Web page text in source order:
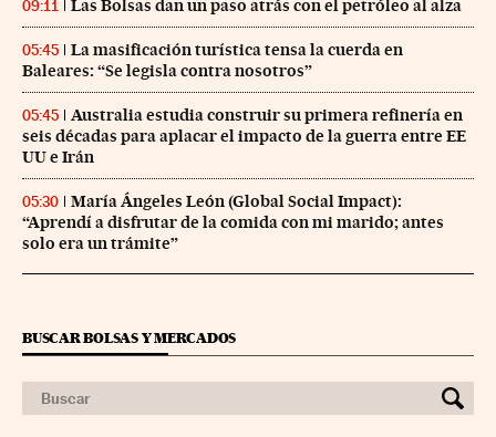
09:11 Las Bolsas dan un paso atrás con el petróleo al alza
05:45
La masificación turística tensa la cuerda en
Baleares: “Se legisla contra nosotros”
05:45
Australia estudia construir su primera refinería en
seis décadas para aplacar el impacto de la guerra entre EE
UU e Irán
05:30
María Ángeles León (Global Social Impact):
“Aprendí a disfrutar de la comida con mi marido; antes
solo era un trámite”
BUSCAR BOLSAS Y MERCADOS